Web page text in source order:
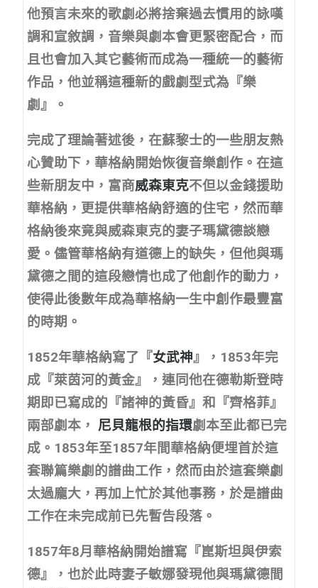
他預言未來的歌劇必將捨棄過去慣用的詠嘆
調和宣敘調，音樂與劇本會更緊密配合，而
且也會加入其它藝術而成為一種統一的藝術
作品，他並稱這種新的戲劇型式為『樂
劇』。
完成了理論著述後，在蘇黎士的一些朋友熱
心贊助下，華格納開始恢復音樂創作。在這
些新朋友中，富商威森東克不但以金錢援助
華格納，更提供華格納舒適的住宅，然而華
格納後來竟與威森東克的妻子瑪黛德談戀
愛。儘管華格納有道德上的缺失，但他與瑪
黛德之間的這段戀情也成了他創作的動力，
使得此後數年成為華格納一生中創作最豐富
的時期。
1852年華格納寫了『女武神』，1853年完
成『萊茵河的黃金』，連同他在德勒斯登時
期即已寫成的『諸神的黃昏』和『齊格菲』
兩部劇本， 尼貝龍根的指環劇本至此都已完
成。1853年至1857年間華格納便埋首於這
套聯篇樂劇的譜曲工作，然而由於這套樂劇
太過龐大，再加上忙於其他事務，於是譜曲
工作在未完成前已先暫告段落。
1857年8月華格納開始譜寫『崑斯坦與伊索
德』，也於此時妻子敏娜發現他與瑪黛德間